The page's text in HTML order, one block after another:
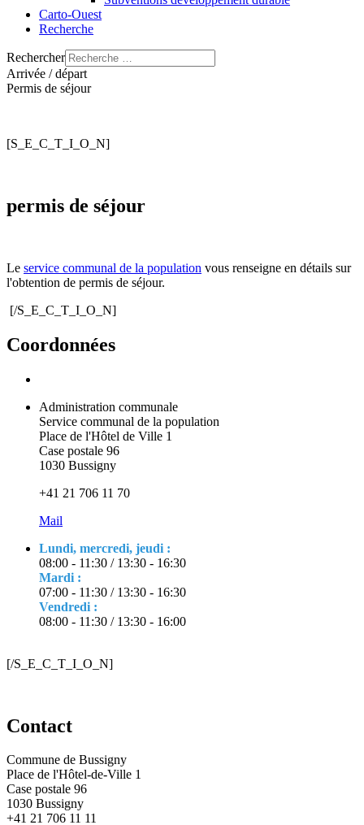
Carto-Ouest
Recherche
Rechercher
Arrivée / départ
Permis de séjour
[S_E_C_T_I_O_N]
permis de séjour
Le service communal de la population vous renseigne en détails sur
l'obtention de permis de séjour.
[/S_E_C_T_I_O_N]
Coordonnées
Administration communale
Service communal de la population
Place de l'Hôtel de Ville 1
Case postale 96
1030 Bussigny
+41 21 706 11 70
Mail
Lundi, mercredi, jeudi :
08:00 - 11:30 / 13:30 - 16:30
Mardi :
07:00 - 11:30 / 13:30 - 16:30
Vendredi :
08:00 - 11:30 / 13:30 - 16:00
[/S_E_C_T_I_O_N]
Contact
Commune de Bussigny
Place de l'Hôtel-de-Ville 1
Case postale 96
1030 Bussigny
+41 21 706 11 11